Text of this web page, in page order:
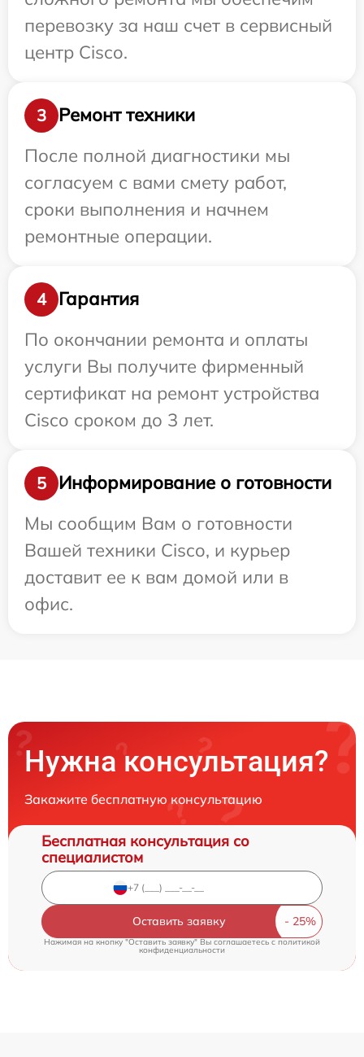
перевозку за наш счет в сервисный
центр Cisco.
3
Ремонт техники
После полной диагностики мы
согласуем с вами смету работ,
сроки выполнения и начнем
ремонтные операции.
4
Гарантия
По окончании ремонта и оплаты
услуги Вы получите фирменный
сертификат на ремонт устройства
Cisco сроком до 3 лет.
5
Информирование о готовности
Мы сообщим Вам о готовности
Вашей техники Cisco, и курьер
доставит ее к вам домой или в
офис.
Нужна консультация?
Закажите бесплатную консультацию
Бесплатная консультация со
специалистом
Оставить заявку
Нажимая на кнопку "Оставить заявку" Вы соглашаетесь cполитикой
конфиденциальности